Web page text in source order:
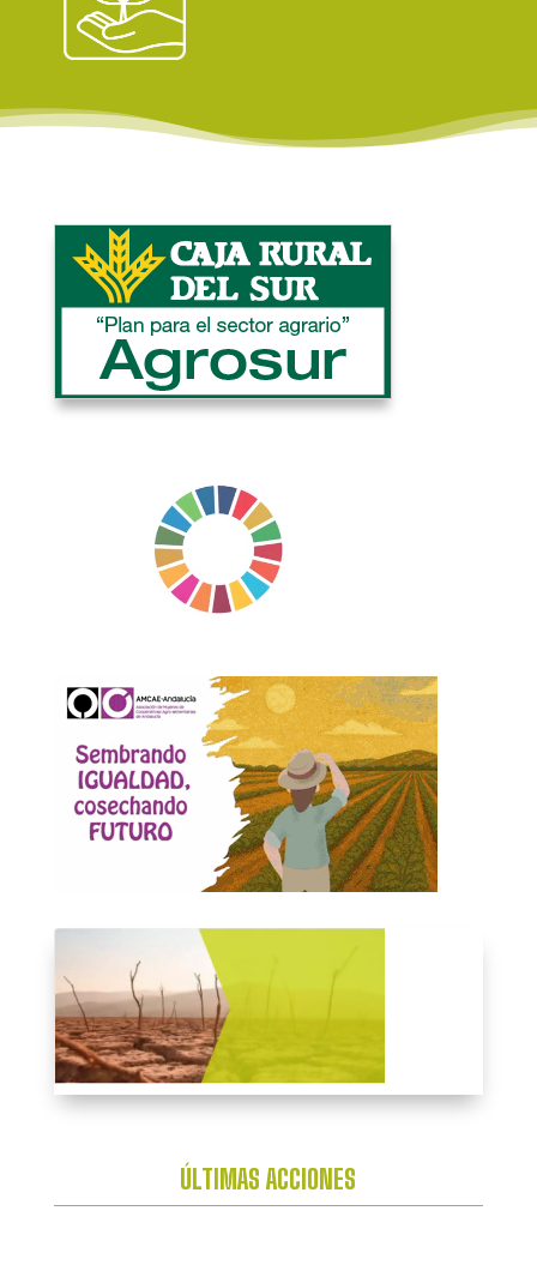
ÚLTIMAS ACCIONES